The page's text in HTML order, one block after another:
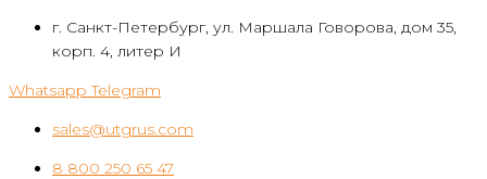
Перейтиг. Санкт-Петербург, ул. Маршала Говорова, дом 35,
корп. 4, литер И
Whatsapp Telegram
sales@utgrus.com
8 800 250 65 47